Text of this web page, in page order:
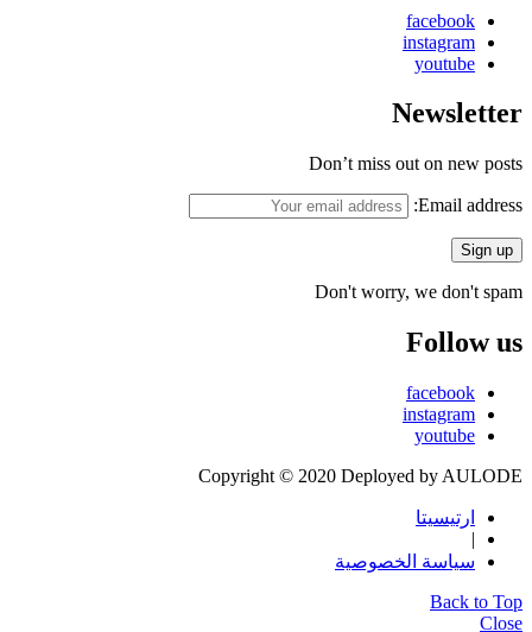
facebook
instagram
youtube
Newsletter
Don’t miss out on new posts
Email address:
Don't worry, we don't spam
Follow us
facebook
instagram
youtube
Copyright © 2020 Deployed by AULODE
ارتيسيتا
|
سياسة الخصوصية
Back to Top
Close